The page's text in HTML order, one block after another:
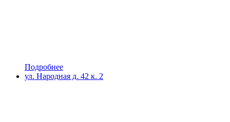
Подробнее
ул. Народная д. 42 к. 2